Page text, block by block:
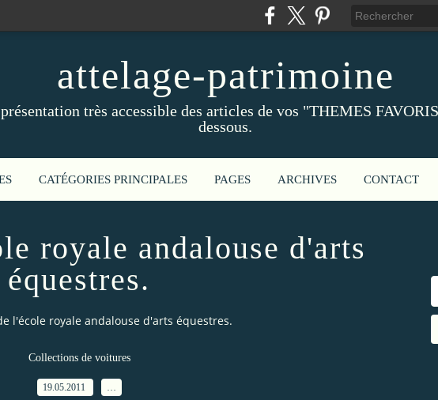
attelage-patrimoine
très accessible des articles de vos "THEMES
dessous.
CATÉGORIES PRINCIPALES PAGES ARCHIVES CONTACT
royale andalouse d'arts
équestres.
l'école royale andalouse d'arts équestres.
Collections de voitures
19.05.2011